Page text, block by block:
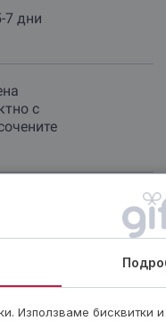
7 дни
с
лица
Използваме бисквитки